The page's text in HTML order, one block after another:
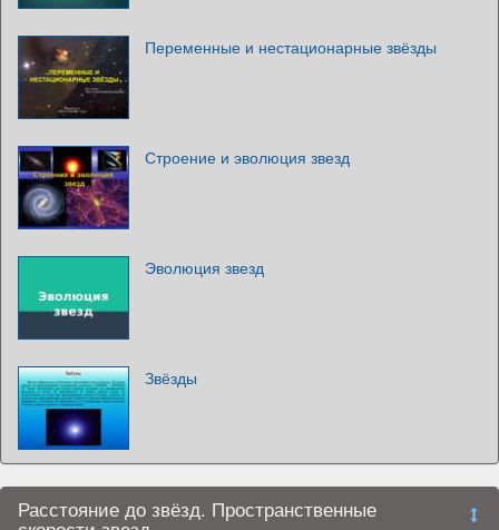
Переменные и нестационарные звёзды
Строение и эволюция звезд
Эволюция звезд
Звёзды
Расстояние до звёзд. Пространственные